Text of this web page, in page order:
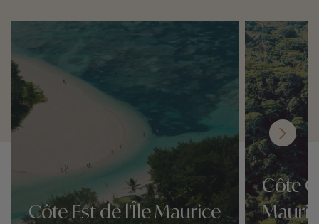
Côte Est de l'Île Maurice
Côte